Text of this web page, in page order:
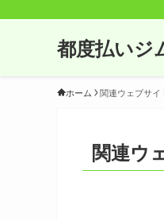
都度払いジ
ホーム 関連ウェブサイ
関連ウ